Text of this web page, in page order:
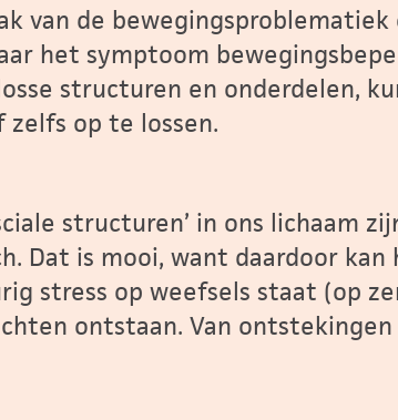
van de
het symptoom
structuren en onderdelen,
op te lossen.
structuren’ in ons lichaam
Dat is mooi, want daardoor kan
stress op weefsels staat (op
ontstaan. Van